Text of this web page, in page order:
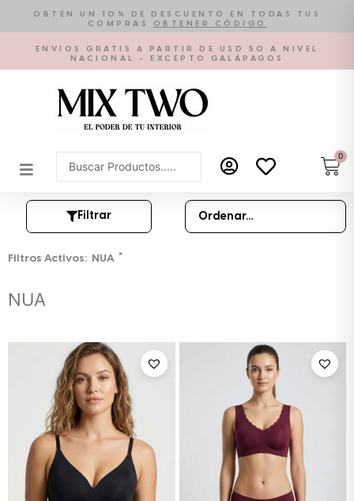
contenido
OBTÉN UN 10% DE DESCUENTO EN TODAS TUS
COMPRAS
OBTENER CÓDIGO
ENVÍOS GRATIS A PARTIR DE USD 50 A NIVEL
NACIONAL - EXCEPTO GALÁPAGOS
Search
...
0
Filtrar
Filtros Activos: NUA ×
NUA